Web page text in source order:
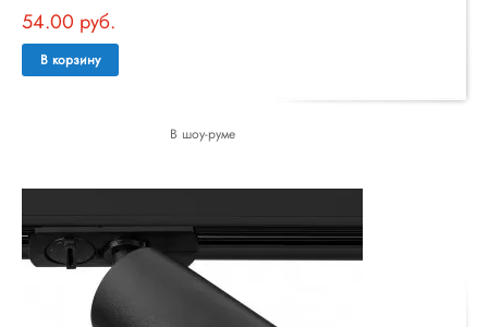
54.00 руб.
В корзину
В шоу-руме